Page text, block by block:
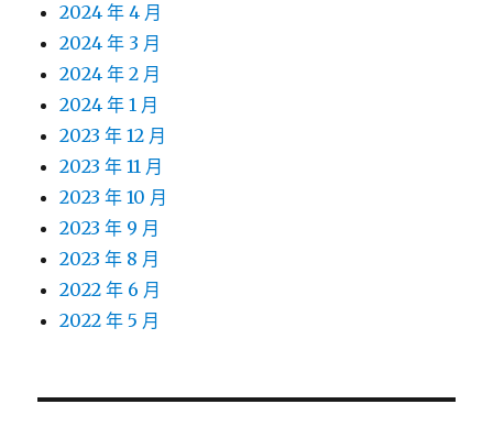
2024 年 4 月
2024 年 3 月
2024 年 2 月
2024 年 1 月
2023 年 12 月
2023 年 11 月
2023 年 10 月
2023 年 9 月
2023 年 8 月
2022 年 6 月
2022 年 5 月